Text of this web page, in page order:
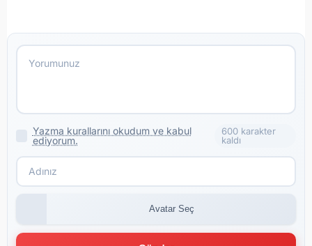
Yazma kurallarını okudum ve kabul
ediyorum.
600 karakter
kaldı
Avatar Seç